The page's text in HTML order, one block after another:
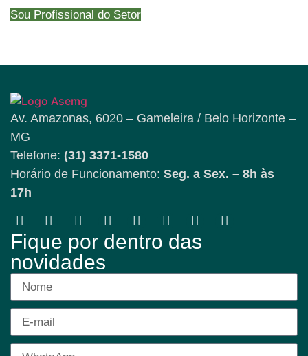
Sou Profissional do Setor
Av. Amazonas, 6020 – Gameleira / Belo Horizonte –
MG
Telefone: (31) 3371-1580
Horário de Funcionamento: Seg. a Sex. – 8h às
17h
Fique por dentro das
novidades